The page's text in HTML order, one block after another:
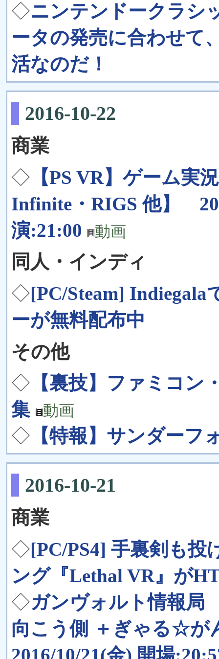
◇ニンテンドークラシ
ータの発売に合わせて
活なのだ！
2016-10-22
商業
◇ 【PS VR】ゲーム実
Infinite・RIGS 他】
演:21:00
動画
同人・インディ
◇[PC/Steam] Indiegala
ーが無料配布中
その他
◇ 【裏技】ファミコン
集
動画
◇ 【特報】サンダー
2016-10-21
商業
◇[PC/PS4] 手裏剣も
ング『Lethal VR』が
◇ガンヴォルト情報
向こう側 ＋ぎゃる☆